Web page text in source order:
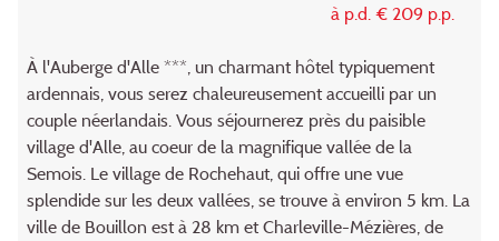
à p.d. € 209 p.p.
À l'Auberge d'Alle ***, un charmant hôtel typiquement
ardennais, vous serez chaleureusement accueilli par un
couple néerlandais. Vous séjournerez près du paisible
village d'Alle, au coeur de la magnifique vallée de la
Semois. Le village de Rochehaut, qui offre une vue
splendide sur les deux vallées, se trouve à environ 5 km. La
ville de Bouillon est à 28 km et Charleville-Mézières, de